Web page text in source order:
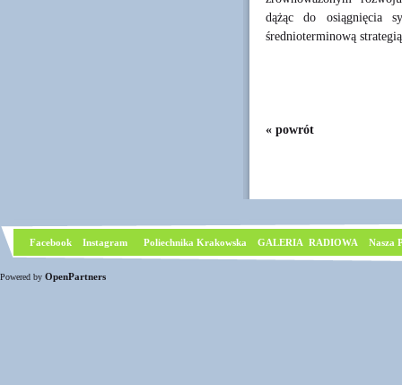
dążąc do osiągnięcia
średnioterminową
« powrót
Facebook Instagram Poliechnika Krakowska GALERIA RADIOWA Nasza
Powered by OpenPartners